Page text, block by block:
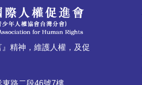
精神，維護人權，及促